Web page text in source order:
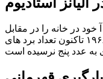
در خانه را در مقابل
سمپدوریا برنده شده است اما از سال ۱۹۶۸ تاکنون تعداد برد های